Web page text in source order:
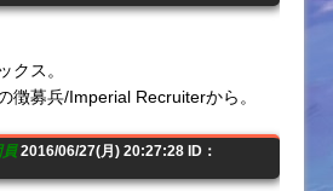
クス。
徴募兵/Imperial Recruiterから。
員2016/06/27(月) 20:27:28 ID：